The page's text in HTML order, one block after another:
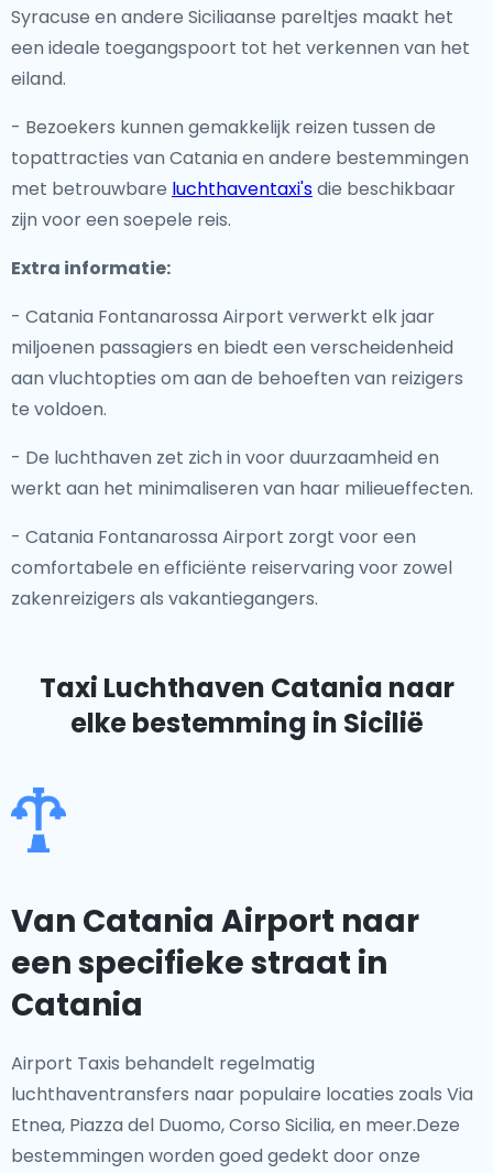
Syracuse en andere Siciliaanse pareltjes maakt het
een ideale toegangspoort tot het verkennen van het
eiland.
- Bezoekers kunnen gemakkelijk reizen tussen de
topattracties van Catania en andere bestemmingen
met betrouwbare luchthaventaxi'sdie beschikbaar
zijn voor een soepele reis.
Extra informatie:
- Catania Fontanarossa Airport verwerkt elk jaar
miljoenen passagiers en biedt een verscheidenheid
aan vluchtopties om aan de behoeften van reizigers
te voldoen.
- De luchthaven zet zich in voor duurzaamheid en
werkt aan het minimaliseren van haar milieueffecten.
- Catania Fontanarossa Airport zorgt voor een
comfortabele en efficiënte reiservaring voor zowel
zakenreizigers als vakantiegangers.
Taxi Luchthaven Catania naar
elke bestemming in Sicilië
Van Catania Airport naar
een specifieke straat in
Catania
Airport Taxis behandelt regelmatig
luchthaventransfers naar populaire locaties zoals Via
Etnea, Piazza del Duomo, Corso Sicilia, en meer.Deze
bestemmingen worden goed gedekt door onze